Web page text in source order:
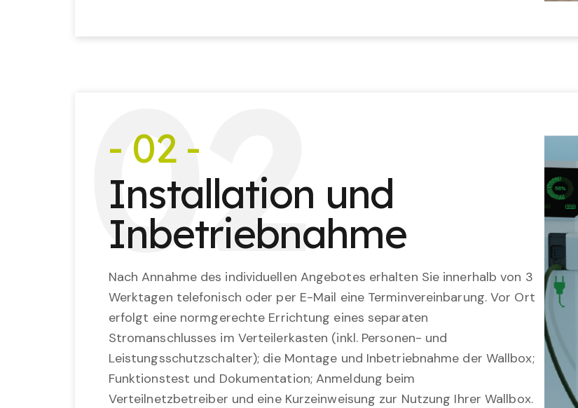
02
- 02 -
Installation und
Inbetriebnahme
Nach Annahme des individuellen Angebotes erhalten Sie innerhalb von 3
Werktagen telefonisch oder per E-Mail eine Terminvereinbarung. Vor Ort
erfolgt eine normgerechte Errichtung eines separaten
Stromanschlusses im Verteilerkasten (inkl. Personen- und
Leistungsschutzschalter); die Montage und Inbetriebnahme der Wallbox;
Funktionstest und Dokumentation; Anmeldung beim
Verteilnetzbetreiber und eine Kurzeinweisung zur Nutzung Ihrer Wallbox.